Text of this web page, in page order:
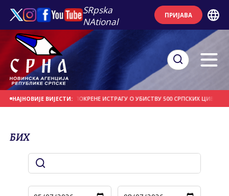
SRpska
NAtional
ПРИЈАВА
НАЈНОВИЈЕ ВИЈЕСТИ:
ДА ПОКРЕНЕ ИСТРАГУ О УБИСТВУ 500 СРПСКИХ ЦИВИЛА НА БАНИЈИ
БИХ